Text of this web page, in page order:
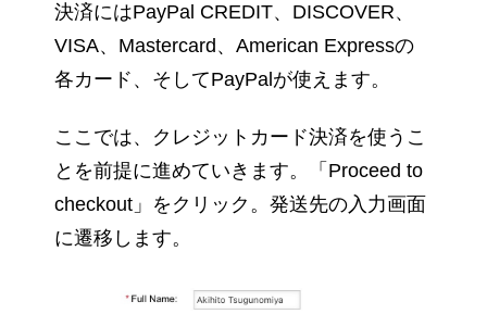
決済にはPayPal CREDIT、DISCOVER、
VISA、Mastercard、American Expressの
各カード、そしてPayPalが使えます。
ここでは、クレジットカード決済を使うこ
とを前提に進めていきます。「Proceed to
checkout」をクリック。発送先の入力画面
に遷移します。